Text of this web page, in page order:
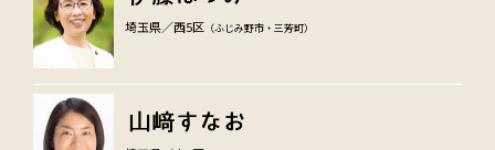
埼玉県／西5区 （ふじみ野市・三芳町）